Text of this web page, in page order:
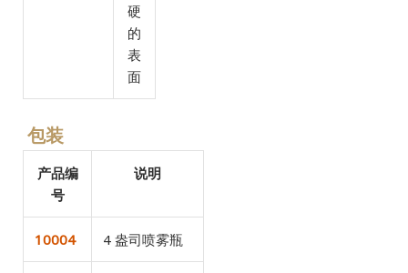
硬
的
表
面
包装
产品编
号
说明
10004 4 盎司喷雾瓶